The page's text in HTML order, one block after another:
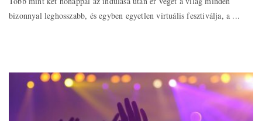
bizonnyal leghosszabb, és egyben egyetlen virtuális fesztiválja, a ...